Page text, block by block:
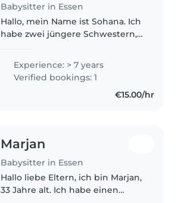
Babysitter in Essen
Hallo, mein Name ist Sohana. Ich
habe zwei jüngere Schwestern,
regelmäßig aufgepasst habe.
Dadurch habe ich viel Erfahrung
im Umgang mit Kindern
Experience: > 7 years
Verified bookings: 1
€15.00/hr
Marjan
Babysitter in Essen
Hallo liebe Eltern, ich bin Marjan,
33 Jahre alt. Ich habe einen